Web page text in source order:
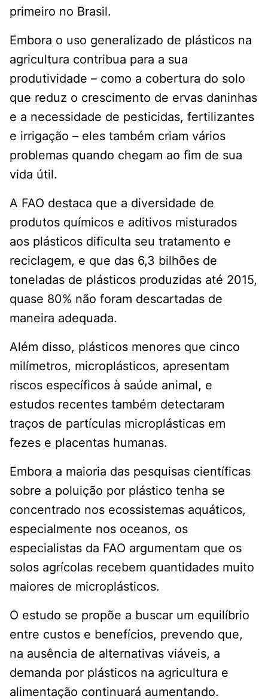
primeiro no Brasil.
Embora o uso generalizado de plásticos na
agricultura contribua para a sua
produtividade – como a cobertura do solo
que reduz o crescimento de ervas daninhas
e a necessidade de pesticidas, fertilizantes
e irrigação – eles também criam vários
problemas quando chegam ao fim de sua
vida útil.
A FAO destaca que a diversidade de
produtos químicos e aditivos misturados
aos plásticos dificulta seu tratamento e
reciclagem, e que das 6,3 bilhões de
toneladas de plásticos produzidas até 2015,
quase 80% não foram descartadas de
maneira adequada.
Além disso, plásticos menores que cinco
milímetros, microplásticos, apresentam
riscos específicos à saúde animal, e
estudos recentes também detectaram
traços de partículas microplásticas em
fezes e placentas humanas.
Embora a maioria das pesquisas científicas
sobre a poluição por plástico tenha se
concentrado nos ecossistemas aquáticos,
especialmente nos oceanos, os
especialistas da FAO argumentam que os
solos agrícolas recebem quantidades muito
maiores de microplásticos.
O estudo se propõe a buscar um equilíbrio
entre custos e benefícios, prevendo que,
na ausência de alternativas viáveis, a
demanda por plásticos na agricultura e
alimentação continuará aumentando.